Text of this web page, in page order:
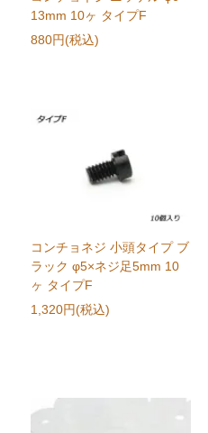
13mm 10ヶ タイプF
880円(税込)
コンチョネジ 小頭タイプ ブ
ラック φ5×ネジ足5mm 10
ヶ タイプF
1,320円(税込)